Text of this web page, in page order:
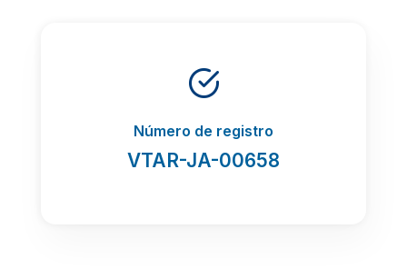
Número de registro
VTAR-JA-00658